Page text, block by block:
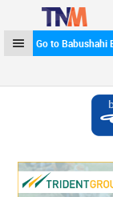
Go to Babushahi